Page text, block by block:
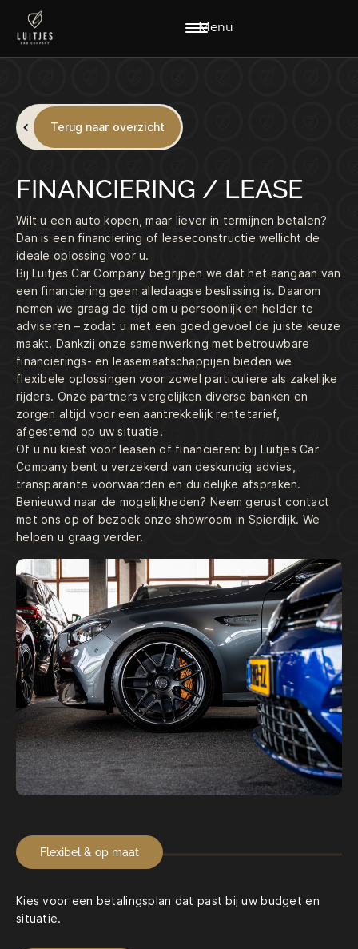
Menu
HOME
AANBOD
DIENSTEN
WERKPLAATS
VACATURES
OVER ONS
VERKOCHT
CONTACT
CONTACT:
VERKOOP@LUITJESCARCOMPANY.NL
0229-220040
Terug naar overzicht
FINANCIERING / LEASE
Wilt u een auto kopen, maar liever in termijnen betalen?
Dan is een financiering of leaseconstructie wellicht de
ideale oplossing voor u.
Bij Luitjes Car Company begrijpen we dat het aangaan van
een financiering geen alledaagse beslissing is. Daarom
nemen we graag de tijd om u persoonlijk en helder te
adviseren – zodat u met een goed gevoel de juiste keuze
maakt. Dankzij onze samenwerking met betrouwbare
financierings- en leasemaatschappijen bieden we
flexibele oplossingen voor zowel particuliere als zakelijke
rijders. Onze partners vergelijken diverse banken en
zorgen altijd voor een aantrekkelijk rentetarief,
afgestemd op uw situatie.
Of u nu kiest voor leasen of financieren: bij Luitjes Car
Company bent u verzekerd van deskundig advies,
transparante voorwaarden en duidelijke afspraken.
Benieuwd naar de mogelijkheden? Neem gerust contact
met ons op of bezoek onze showroom in Spierdijk. We
helpen u graag verder.
Flexibel & op maat
Kies voor een betalingsplan dat past bij uw budget en
situatie.